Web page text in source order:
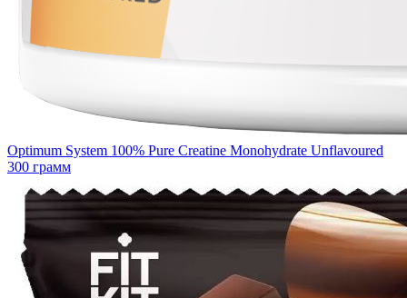
Optimum System 100% Pure Creatine Monohydrate Unflavoured
300 грамм